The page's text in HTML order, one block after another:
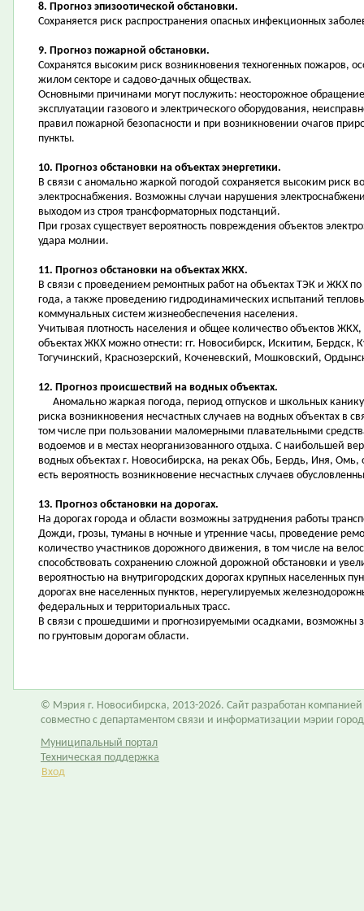
8. Прогноз эпизоотической обстановки.
Сохраняется риск распространения опасных инфекционных
9. Прогноз пожарной обстановки.
Сохранятся высоким риск возникновения техногенных пожаров,
жилом секторе и садово-дачных обществах.
Основными причинами могут послужить: неосторожное
эксплуатации газового и электрического оборудования,
правил пожарной безопасности и при возникновении очагов
пункты.
10. Прогноз обстановки на объектах энергетики.
В связи с аномально жаркой погодой сохраняется высоким риск
электроснабжения. Возможны случаи нарушения
выходом из строя трансформаторных подстанций.
При грозах существует вероятность повреждения объектов
удара молнии.
11. Прогноз обстановки на объектах ЖКХ.
В связи с проведением ремонтных работ на объектах ТЭК и ЖКХ
года, а также проведению гидродинамических испытаний
коммунальных систем жизнеобеспечения населения.
Учитывая плотность населения и общее количество объектов
объектах ЖКХ можно отнести: гг. Новосибирск, Искитим,
Тогучинский, Краснозерский, Коченевский, Мошковский,
12. Прогноз происшествий на водных объектах.
Аномально жаркая погода, период отпусков и школьных
риска возникновения несчастных случаев на водных объектах в
том числе при пользовании маломерными плавательными
водоемов и в местах неорганизованного отдыха. С наибольшей
водных объектах г. Новосибирска, на реках Обь, Бердь, Иня,
есть вероятность возникновение несчастных случаев
13. Прогноз обстановки на дорогах.
На дорогах города и области возможны затруднения работы
Дожди, грозы, туманы в ночные и утренние часы, проведение
количество участников дорожного движения, в том числе на
способствовать сохранению сложной дорожной обстановки и
вероятностью на внутригородских дорогах крупных населенных
дорогах вне населенных пунктов, нерегулируемых
федеральных и территориальных трасс.
В связи с прошедшими и прогнозируемыми осадками, возможны
по грунтовым дорогам области.
© Мэрия г. Новосибирска, 2013-2026. Сайт разработан компанией
совместно с департаментом связи и информатизации мэрии
Муниципальный портал
Техническая поддержка
Вход